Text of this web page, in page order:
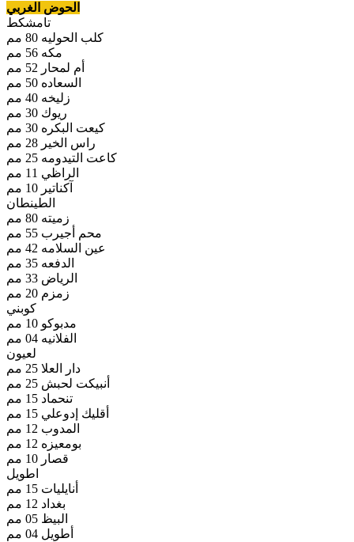
الحوض الغربي
تامشكط
كلب الحوليه 80 مم
مكه 56 مم
أم لمحار 52 مم
السعاده 50 مم
زليخه 40 مم
ريوك 30 مم
كيعت البكره 30 مم
راس الخير 28 مم
كاعت التيدومه 25 مم
الراظي 11 مم
آكناتير 10 مم
الطينطان
زميته 80 مم
محم أجيرب 55 مم
عين السلامه 42 مم
الدفعه 35 مم
الرياض 33 مم
زمزم 20 مم
كوبني
مدبوكو 10 مم
الفلانيه 04 مم
لعيون
دار العلا 25 مم
أنبيكت لحبش 25 مم
تنحماد 15 مم
أقليك إدوعلي 15 مم
المدوب 12 مم
بومعيزه 12 مم
قصار 10 مم
اطويل
أنايليات 15 مم
بغداد 12 مم
البيظ 05 مم
أطويل 04 مم